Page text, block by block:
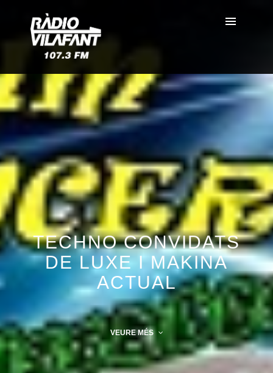
TECHNO CONVIDATS
DE LUXE I MAKINA
ACTUAL
VEURE MÉS